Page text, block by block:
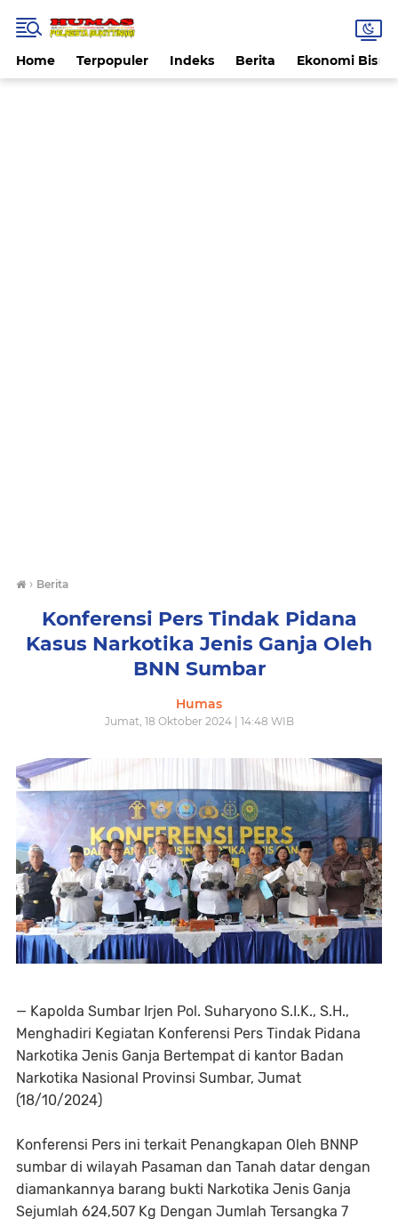
Home Terpopuler Indeks Berita Ekonomi Bisnis
› Berita
Konferensi Pers Tindak Pidana
Kasus Narkotika Jenis Ganja Oleh
BNN Sumbar
Humas
Jumat, 18 Oktober 2024 | 14:48 WIB
— Kapolda Sumbar Irjen Pol. Suharyono S.I.K., S.H.,
Menghadiri Kegiatan Konferensi Pers Tindak Pidana
Narkotika Jenis Ganja Bertempat di kantor Badan
Narkotika Nasional Provinsi Sumbar, Jumat
(18/10/2024)
Konferensi Pers ini terkait Penangkapan Oleh BNNP
sumbar di wilayah Pasaman dan Tanah datar dengan
diamankannya barang bukti Narkotika Jenis Ganja
Sejumlah 624,507 Kg Dengan Jumlah Tersangka 7